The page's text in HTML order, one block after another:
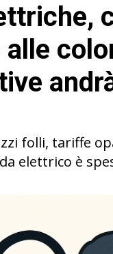
folli, tariffe
elettrico è